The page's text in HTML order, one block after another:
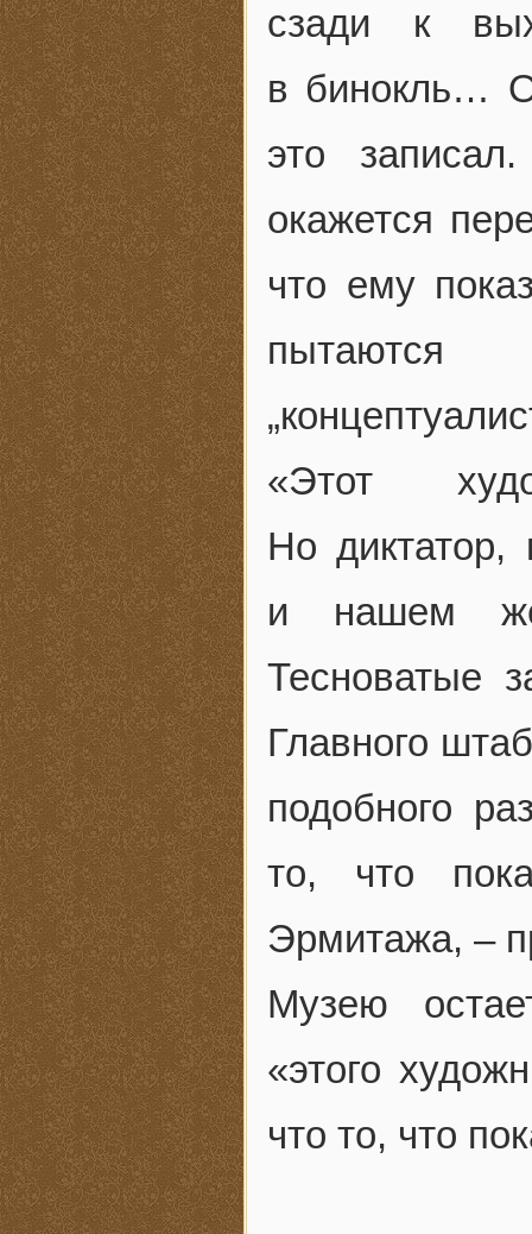
сзади к
в бинокль…
это
окажется
что ему
«Этот
Но
и нашем
Тесноватые
Главного
подобного
то, что
Эрмитажа, –
Музею
«этого
что то, что